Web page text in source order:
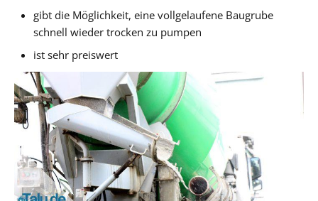
gibt die Möglichkeit, eine vollgelaufene Baugrube
schnell wieder trocken zu pumpen
ist sehr preiswert